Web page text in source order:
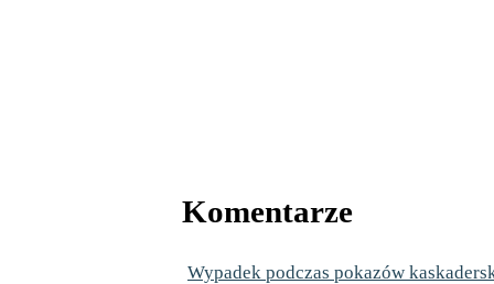
Komentarze
Wypadek podczas pokazów